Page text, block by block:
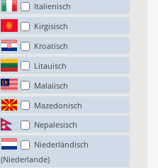
Italienisch
Kirgisisch
Kroatisch
Litauisch
Malaiisch
Mazedonisch
Nepalesisch
Niederländisch
(Niederlande)